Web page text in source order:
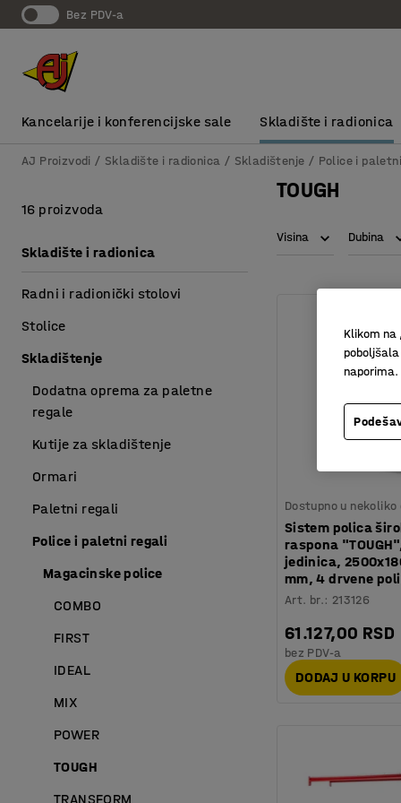
bez PDV-a
Kancelarije i konferencijske sale Skladište i radionica
AJ Proizvodi Skladište i radionica Skladištenje Police i
TOUGH
Visina Dubina
Dostupno u nekoliko
Sistem polica
raspona
jedinica,
mm, 4 drvene
Art. br.: 213126
61.127,00 RSD
bez PDV-a
DODAJ U KORPU
16 proizvoda
Skladište i radionica
Radni i radionički stolovi
Stolice
Skladištenje
Dodatna oprema za paletne
regale
Kutije za skladištenje
Ormari
Paletni regali
Police i paletni regali
Magacinske police
COMBO
FIRST
IDEAL
MIX
POWER
TOUGH
TRANSFORM
Klikom na
naporima.